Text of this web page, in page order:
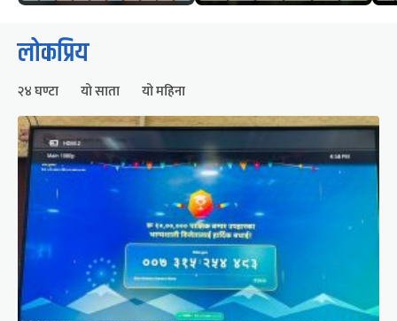
लोकप्रिय
२४ घण्टा यो साता यो महिना